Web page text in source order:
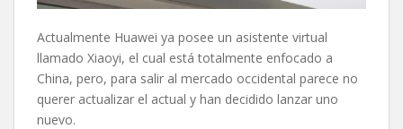
Actualmente Huawei ya posee un asistente virtual
llamado Xiaoyi, el cual está totalmente enfocado a
China, pero, para salir al mercado occidental parece no
querer actualizar el actual y han decidido lanzar uno
nuevo.